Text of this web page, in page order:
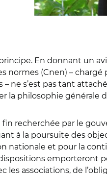
En donnant un
normes (Cnen) –
– ne s’est pas tant
la philosophie générale
fin recherchée par le
à la poursuite des
nationale et pour la
emporteront
les associations, de